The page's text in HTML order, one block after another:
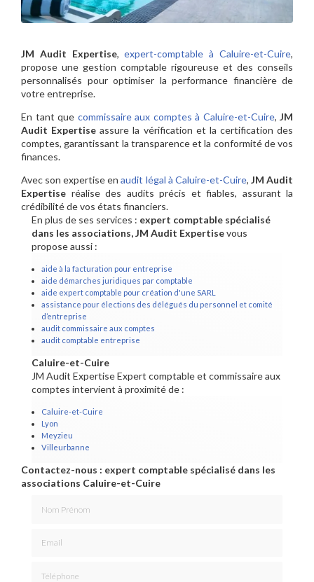
JM Audit Expertise,expert-comptable à Caluire-et-Cuire,
propose une gestion comptable rigoureuse et des conseils
personnalisés pour optimiser la performance financière de
votre entreprise.
En tant que commissaire aux comptes à Caluire-et-Cuire, JM
Audit Expertise assure la vérification et la certification des
comptes, garantissant la transparence et la conformité de vos
finances.
Avec son expertise enaudit légal à Caluire-et-Cuire, JM Audit
Expertise réalise des audits précis et fiables, assurant la
crédibilité de vos états financiers.
En plus de ses services : expert comptable spécialisé
dans les associations, JM Audit Expertisevous
propose aussi :
aide à la facturation pour entreprise
aide démarches juridiques par comptable
aide expert comptable pour création d'une SARL
assistance pour élections des délégués du personnel et comité
d’entreprise
audit commissaire aux comptes
audit comptable entreprise
Caluire-et-Cuire
JM Audit Expertise Expert comptable et commissaire aux
comptes intervient à proximité de :
Caluire-et-Cuire
Lyon
Meyzieu
Villeurbanne
Contactez-nous : expert comptable spécialisé dans les
associations Caluire-et-Cuire